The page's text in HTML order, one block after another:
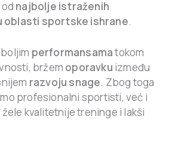
najbolje istraženih
oblasti sportske ishrane.
performansamatokom
bržem oporavku između
razvoju snage. Zbog toga
profesionalni sportisti, već i
žele kvalitetnije treninge i lakši